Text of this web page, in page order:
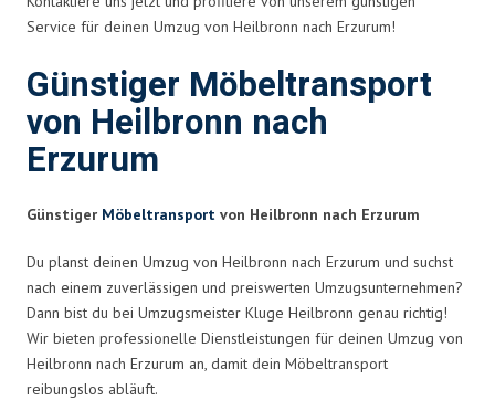
Service für deinen Umzug von Heilbronn nach Erzurum!
Günstiger Möbeltransport
von Heilbronn nach
Erzurum
Günstiger Möbeltransport von Heilbronn nach Erzurum
Du planst deinen Umzug von Heilbronn nach Erzurum und suchst
nach einem zuverlässigen und preiswerten Umzugsunternehmen?
Dann bist du bei Umzugsmeister Kluge Heilbronn genau richtig!
Wir bieten professionelle Dienstleistungen für deinen Umzug von
Heilbronn nach Erzurum an, damit dein Möbeltransport
reibungslos abläuft.